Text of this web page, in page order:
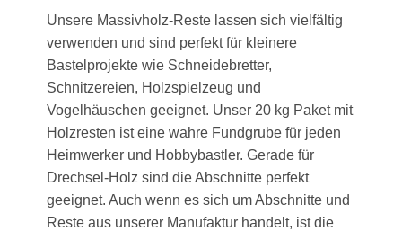
Unsere Massivholz-Reste lassen sich vielfältig
verwenden und sind perfekt für kleinere
Bastelprojekte wie Schneidebretter,
Schnitzereien, Holzspielzeug und
Vogelhäuschen geeignet. Unser 20 kg Paket mit
Holzresten ist eine wahre Fundgrube für jeden
Heimwerker und Hobbybastler. Gerade für
Drechsel-Holz sind die Abschnitte perfekt
geeignet. Auch wenn es sich um Abschnitte und
Reste aus unserer Manufaktur handelt, ist die